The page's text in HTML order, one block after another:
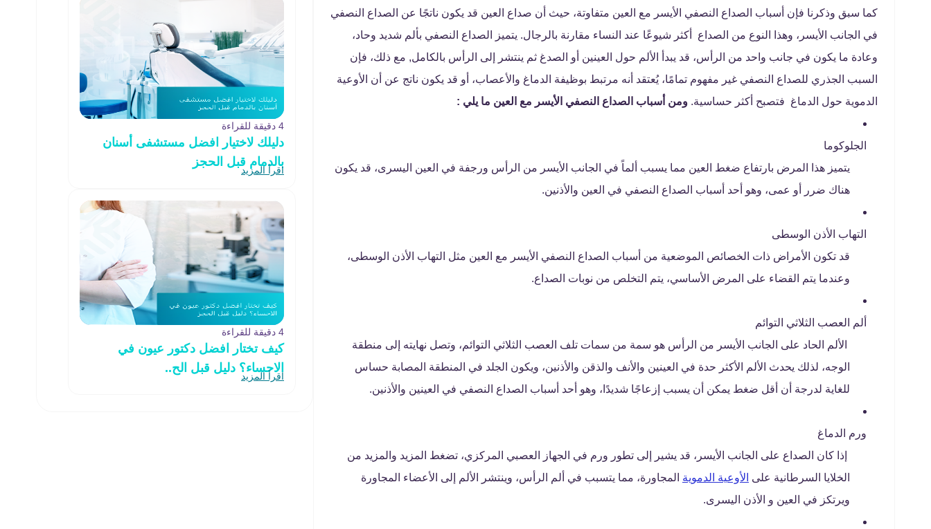
كما سبق وذكرنا فإن أسباب الصداع النصفي الأيسر مع العين متفاوتة، حيث أن صداع العين قد يكون ناتجًا عن الصداع النصفي
في الجانب الأيسر، وهذا النوع من الصداع أكثر شيوعًا عند النساء مقارنة بالرجال. يتميز الصداع النصفي بألم شديد وحاد،
وعادة ما يكون في جانب واحد من الرأس، قد يبدأ الألم حول العينين أو الصدغ ثم ينتشر إلى الرأس بالكامل, مع ذلك، فإن
السبب الجذري للصداع النصفي غير مفهوم تمامًا، يُعتقد أنه مرتبط بوظيفة الدماغ والأعصاب، أو قد يكون ناتج عن أن الأوعية
الدموية حول الدماغ فتصبح أكثر حساسية. ومن أسباب الصداع النصفي الأيسر مع العين ما يلي :
الجلوكوما
يتميز هذا المرض بارتفاع ضغط العين مما يسبب ألماً في الجانب الأيسر من الرأس ورجفة في العين اليسرى، قد يكون
هناك ضرر أو عمى، وهو أحد أسباب الصداع النصفي في العين والأذنين.
التهاب الأذن الوسطى
قد تكون الأمراض ذات الخصائص الموضعية من أسباب الصداع النصفي الأيسر مع العين مثل التهاب الأذن الوسطى،
وعندما يتم القضاء على المرض الأساسي، يتم التخلص من نوبات الصداع.
ألم العصب الثلاثي التوائم
الألم الحاد على الجانب الأيسر من الرأس هو سمة من سمات تلف العصب الثلاثي التوائم، وتصل نهايته إلى منطقة
الوجه، لذلك يحدث الألم الأكثر حدة في العينين والأنف والذقن والأذنين، ويكون الجلد في المنطقة المصابة حساس
للغاية لدرجة أن أقل ضغط يمكن أن يسبب إزعاجًا شديدًا، وهو أحد أسباب الصداع النصفي في العينين والأذنين.
ورم الدماغ
إذا كان الصداع على الجانب الأيسر، قد يشير إلى تطور ورم في الجهاز العصبي المركزي، تضغط المزيد والمزيد من
الخلايا السرطانية على الأوعية الدموية المجاورة، مما يتسبب في ألم الرأس، وينتشر الألم إلى الأعضاء المجاورة
ويرتكز في العين و الأذن اليسرى.
4 دقيقة للقراءة
دليلك لاختيار افضل مستشفى أسنان
بالدمام قبل الحجز
اقرأ المزيد
4 دقيقة للقراءة
كيف تختار افضل دكتور عيون في
الاحساء؟ دليل قبل الح..
اقرأ المزيد